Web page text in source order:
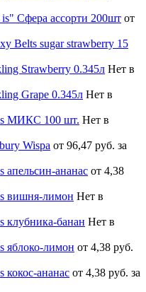
Сфера ассорти 200шт от
Belts sugar strawberry 15
Strawberry 0.345л Нет в
Grape 0.345л Нет в
is МИКС 100 шт. Нет в
Wispa от 96,47 руб. за
апельсин-ананас от 4,38
вишня-лимон Нет в
клубника-банан Нет в
яблоко-лимон от 4,38 руб.
кокос-ананас от 4,38 руб. за